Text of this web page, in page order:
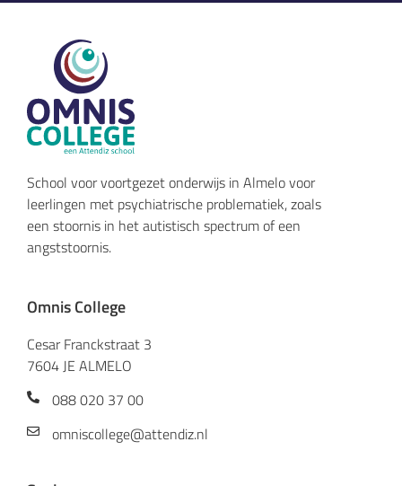
School voor voortgezet onderwijs in Almelo voor
leerlingen met psychiatrische problematiek, zoals
een stoornis in het autistisch spectrum of een
angststoornis.
Omnis College
Cesar Franckstraat 3
7604 JE ALMELO
088 020 37 00
omniscollege@attendiz.nl